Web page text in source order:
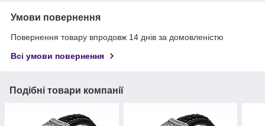
Умови повернення
Повернення товару впродовж 14 днів за домовленістю
Всі умови повернення
Подібні товари компанії